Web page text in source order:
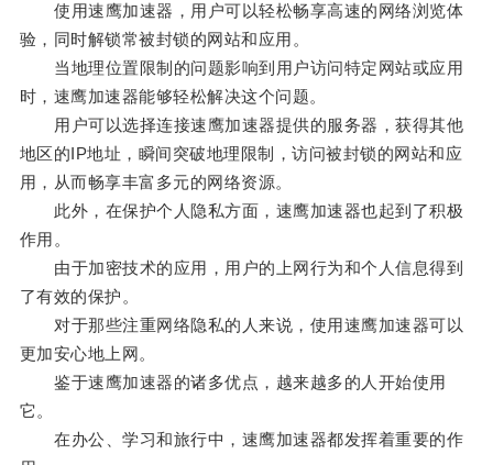
使用速鹰加速器，用户可以轻松畅享高速的网络浏览体
验，同时解锁常被封锁的网站和应用。
当地理位置限制的问题影响到用户访问特定网站或应用
时，速鹰加速器能够轻松解决这个问题。
用户可以选择连接速鹰加速器提供的服务器，获得其他
地区的IP地址，瞬间突破地理限制，访问被封锁的网站和应
用，从而畅享丰富多元的网络资源。
此外，在保护个人隐私方面，速鹰加速器也起到了积极
作用。
由于加密技术的应用，用户的上网行为和个人信息得到
了有效的保护。
对于那些注重网络隐私的人来说，使用速鹰加速器可以
更加安心地上网。
鉴于速鹰加速器的诸多优点，越来越多的人开始使用
它。
在办公、学习和旅行中，速鹰加速器都发挥着重要的作